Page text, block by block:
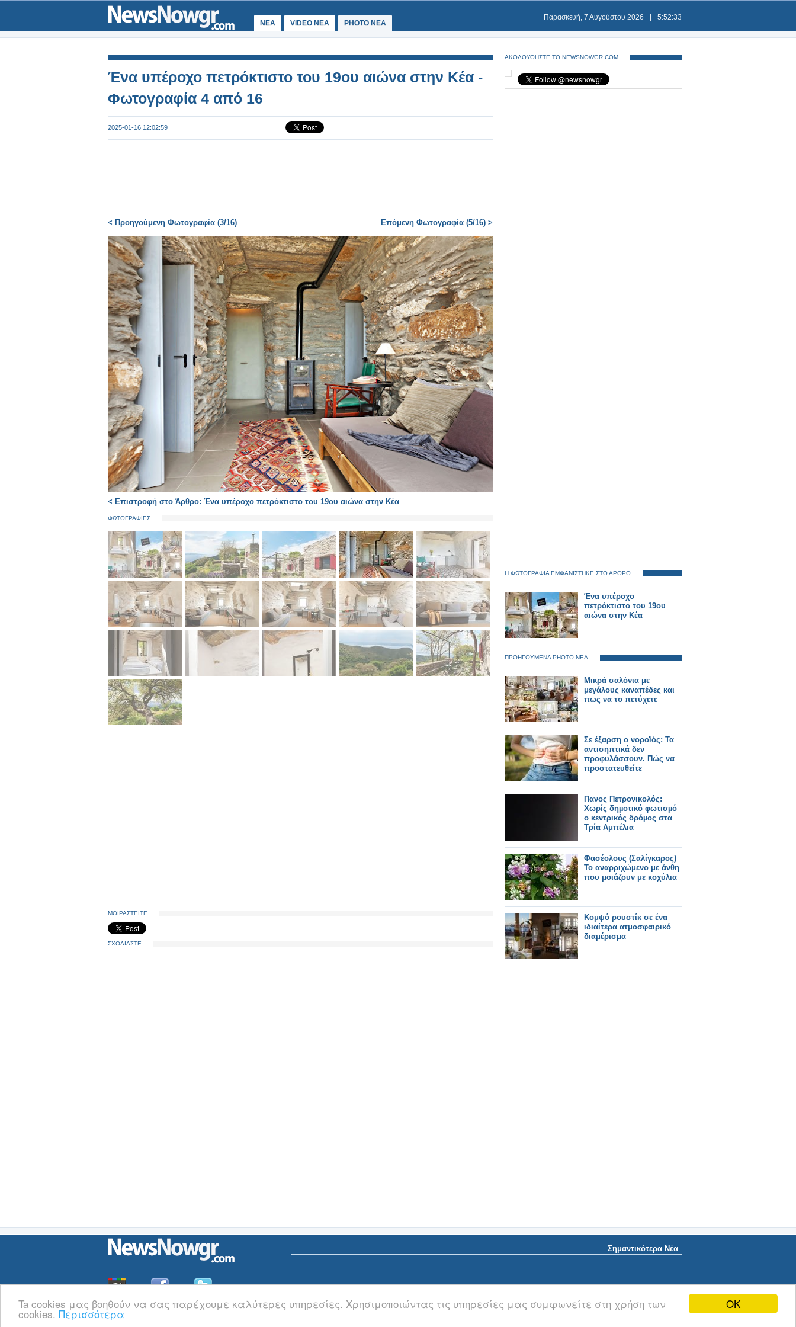
OK
Ta cookies μας βοηθούν να σας παρέχουμε καλύτερες υπηρεσίες. Χρησιμοποιώντας τις υπηρεσίες μας συμφωνείτε στη χρήση των
cookies. Περισσότερα
ΝΕΑ VIDEO NEA PHOTO NEA
Παρασκευή, 7 Αυγούστου 2026 5:52:33
Ένα υπέροχο πετρόκτιστο του 19ου αιώνα στην Κέα -
Φωτογραφία 4 από 16
2025-01-16 12:02:59
< Προηγούμενη Φωτογραφία (3/16) Επόμενη Φωτογραφία (5/16) >
< Επιστροφή στο Άρθρο: Ένα υπέροχο πετρόκτιστο του 19ου αιώνα στην Κέα
ΦΩΤΟΓΡΑΦΙΕΣ
ΜΟΙΡΑΣΤΕΙΤΕ
ΣΧΟΛΙΑΣΤΕ
ΑΚΟΛΟΥΘΗΣΤΕ ΤΟ NEWSNOWGR.COM
Η ΦΩΤΟΓΡΑΦΙΑ ΕΜΦΑΝΙΣΤΗΚΕ ΣΤΟ ΑΡΘΡΟ
Ένα υπέροχο
πετρόκτιστο του 19ου
αιώνα στην Κέα
ΠΡΟΗΓΟΥΜΕΝΑ PHOTO ΝΕΑ
Μικρά σαλόνια με
μεγάλους καναπέδες και
πως να το πετύχετε
Σε έξαρση ο νοροϊός: Τα
αντισηπτικά δεν
προφυλάσσουν. Πώς να
προστατευθείτε
Πανος Πετρονικολός:
Χωρίς δηµοτικό φωτισµό
ο κεντρικός δρόµος στα
Τρία Αμπέλια
Φασέολους (Σαλίγκαρος)
Το αναρριχώμενο με άνθη
που μοιάζουν με κοχύλια
Κομψό ρουστίκ σε ένα
ιδιαίτερα ατμοσφαιρικό
διαμέρισμα
ΟιΕιδήσεις
Σημαντικότερα Νέα